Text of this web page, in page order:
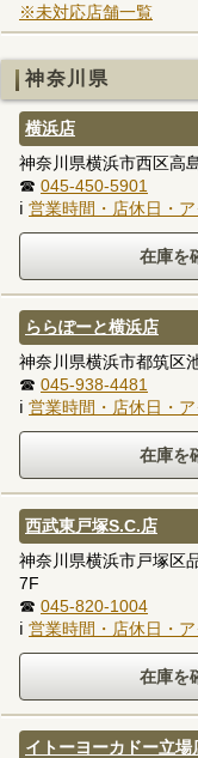
※未対応店舗一覧
神奈川県
横浜店
神奈川県横浜市西区高
☎ 045-450-5901
ℹ 営業時間・店休日・
ららぽーと横浜店
神奈川県横浜市都筑区
☎ 045-938-4481
ℹ 営業時間・店休日・
西武東戸塚S.C.店
神奈川県横浜市戸塚区
7F
☎ 045-820-1004
ℹ 営業時間・店休日・
イトーヨーカドー立場